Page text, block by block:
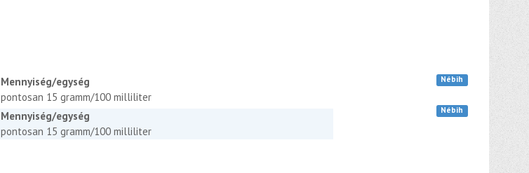
Mennyiség/egység
pontosan 15 gramm/100 milliliter
Nébih
Mennyiség/egység
pontosan 15 gramm/100 milliliter
Nébih